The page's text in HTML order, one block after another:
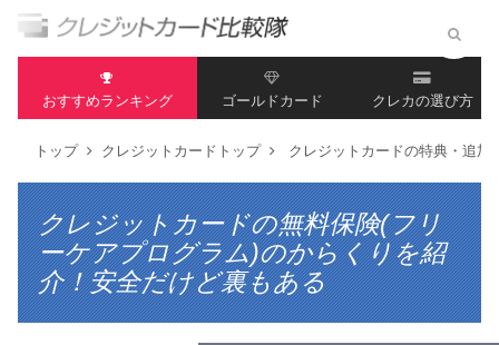
おすすめランキング ゴールドカード クレカの選び方
トップ クレジットカードトップ クレジットカードの特典・追加
クレジットカードの無料保険(フリ
ーケアプログラム)のからくりを紹
介！安全だけど裏もある